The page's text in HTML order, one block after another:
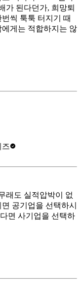
가 된다던가, 희망퇴
씩 툭툭 터지기 때
게는 적합하지는 않
즈
래도 실적압박이 없
공기업을 선택하시
면 사기업을 선택하